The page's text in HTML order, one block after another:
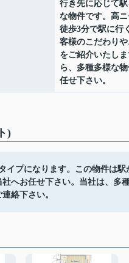
行き先に応じて
な物件です。高ニ
徒歩3分で駅に行
客様のこだわり
をご紹介いたし
ら、多種多様な
任せ下さい。
)
イプになります。この物件は駅
へお任せ下さい。当社は、多
絡下さい。